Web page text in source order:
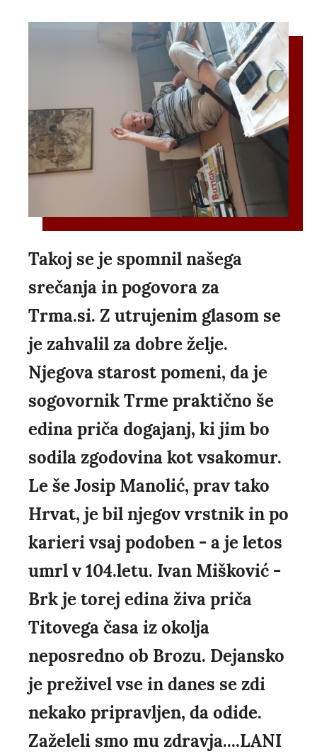
Takoj se je spomnil našega
srečanja in pogovora za
Trma.si. Z utrujenim glasom se
je zahvalil za dobre želje.
Njegova starost pomeni, da je
sogovornik Trme praktično še
edina priča dogajanj, ki jim bo
sodila zgodovina kot vsakomur.
Le še Josip Manolić, prav tako
Hrvat, je bil njegov vrstnik in po
karieri vsaj podoben - a je letos
umrl v 104.letu. Ivan Mišković -
Brk je torej edina živa priča
Titovega časa iz okolja
neposredno ob Brozu. Dejansko
je preživel vse in danes se zdi
nekako pripravljen, da odide.
Zaželeli smo mu zdravja....LANI